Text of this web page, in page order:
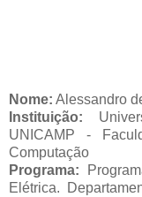
Nome: Alessandro
Instituição:
UNICAMP -
Computação
Programa:
Elétrica.